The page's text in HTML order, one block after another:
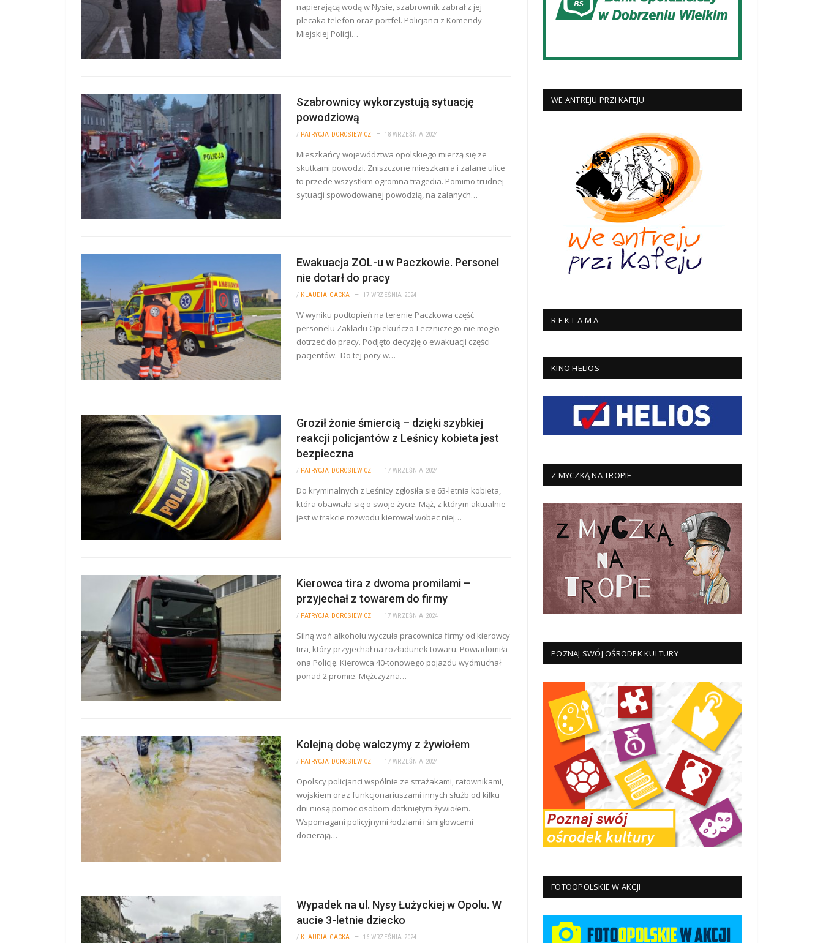
napierającą wodą w Nysie, szabrownik zabrał z jej
plecaka telefon oraz portfel. Policjanci z Komendy
Miejskiej Policji…
Szabrownicy wykorzystują sytuację
powodziową
/ PATRYCJA DOROSIEWICZ 18 WRZEŚNIA 2024
Mieszkańcy województwa opolskiego mierzą się ze
skutkami powodzi. Zniszczone mieszkania i zalane ulice
to przede wszystkim ogromna tragedia. Pomimo trudnej
sytuacji spowodowanej powodzią, na zalanych…
Ewakuacja ZOL-u w Paczkowie. Personel
nie dotarł do pracy
/ KLAUDIA GACKA 17 WRZEŚNIA 2024
W wyniku podtopień na terenie Paczkowa część
personelu Zakładu Opiekuńczo-Leczniczego nie mogło
dotrzeć do pracy. Podjęto decyzję o ewakuacji części
pacjentów. Do tej pory w…
Groził żonie śmiercią – dzięki szybkiej
reakcji policjantów z Leśnicy kobieta jest
bezpieczna
/ PATRYCJA DOROSIEWICZ 17 WRZEŚNIA 2024
Do kryminalnych z Leśnicy zgłosiła się 63-letnia kobieta,
która obawiała się o swoje życie. Mąż, z którym aktualnie
jest w trakcie rozwodu kierował wobec niej…
Kierowca tira z dwoma promilami –
przyjechał z towarem do firmy
/ PATRYCJA DOROSIEWICZ 17 WRZEŚNIA 2024
Silną woń alkoholu wyczuła pracownica firmy od kierowcy
tira, który przyjechał na rozładunek towaru. Powiadomiła
ona Policję. Kierowca 40-tonowego pojazdu wydmuchał
ponad 2 promie. Mężczyzna…
Kolejną dobę walczymy z żywiołem
/ PATRYCJA DOROSIEWICZ 17 WRZEŚNIA 2024
Opolscy policjanci wspólnie ze strażakami, ratownikami,
wojskiem oraz funkcjonariuszami innych służb od kilku
dni niosą pomoc osobom dotkniętym żywiołem.
Wspomagani policyjnymi łodziami i śmigłowcami
docierają…
Wypadek na ul. Nysy Łużyckiej w Opolu. W
aucie 3-letnie dziecko
/ KLAUDIA GACKA 16 WRZEŚNIA 2024
WE ANTREJU PRZI KAFEJU
R E K L A M A
KINO HELIOS
Z MYCZKĄ NA TROPIE
POZNAJ SWÓJ OŚRODEK KULTURY
FOTOOPOLSKIE W AKCJI